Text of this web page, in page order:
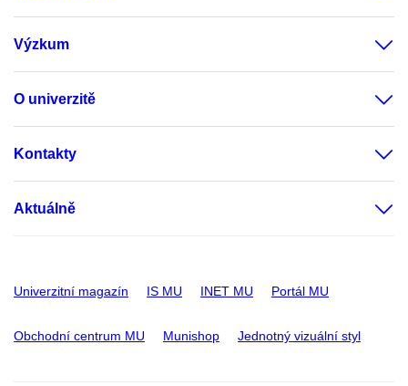
Výzkum
O univerzitě
Kontakty
Aktuálně
Univerzitní magazín IS MU INET MU Portál MU
Obchodní centrum MU Munishop Jednotný vizuální styl